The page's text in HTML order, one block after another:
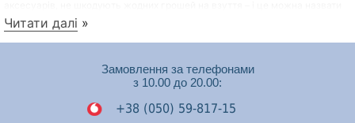
практичним та продуманим підходом. Переваги якісного взуття відомі
всім:
Довговічність
правильному догляді
Сприятливий вплив на самопочуття, настрій та стан
Читати далі »
Замовлення за телефонами
з 10.00 до 20.00:
+38 (050) 59-817-15